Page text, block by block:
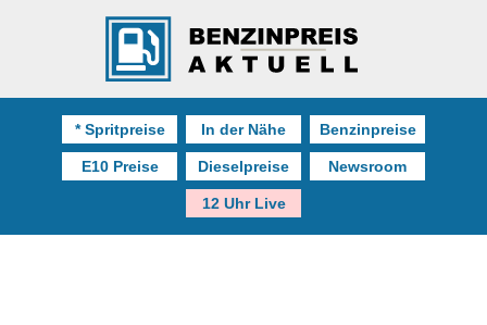
* Spritpreise In der Nähe Benzinpreise
E10 Preise Dieselpreise Newsroom
12 Uhr Live